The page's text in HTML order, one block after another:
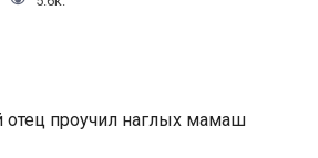
отец проучил наглых мамаш